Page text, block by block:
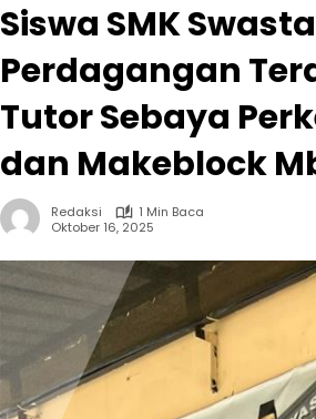
Siswa SMK
Perdagangan
Tutor Sebaya
dan Makeblock
Redaksi
1 Min Baca
Oktober 16, 2025